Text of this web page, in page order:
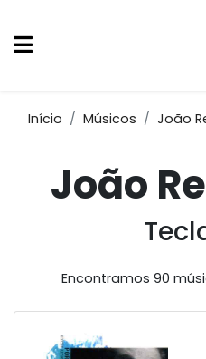
Início Músicos João
João
Encontramos 90